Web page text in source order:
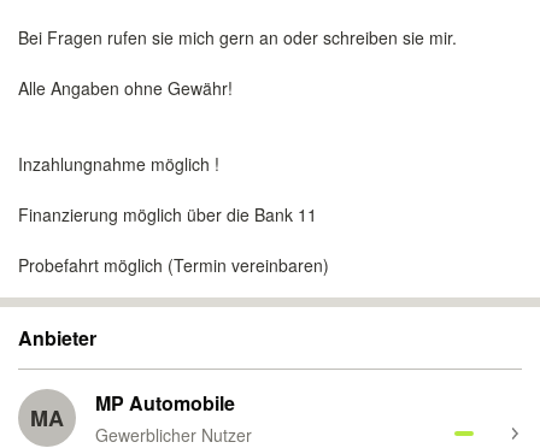
Bei Fragen rufen sie mich gern an oder schreiben sie mir.
Alle Angaben ohne Gewähr!
Inzahlungnahme möglich !
Finanzierung möglich über die Bank 11
Probefahrt möglich (Termin vereinbaren)
Anbieter
MA MP Automobile
Gewerblicher Nutzer